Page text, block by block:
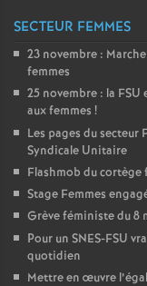
SECTEUR FEMMES
23 novembre :
femmes
25 novembre : la FSU
aux femmes !
Les pages du
Syndicale Unitaire
Flashmob du
Stage Femmes
Grève féministe du 8
Pour un SNES-FSU
quotidien
Mettre en œuvre